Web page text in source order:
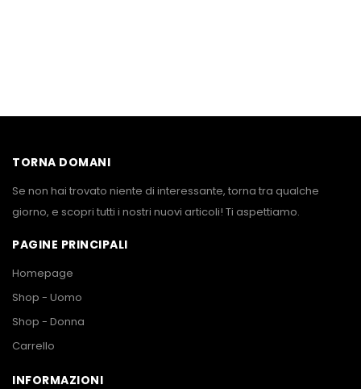
TORNA DOMANI
Se non hai trovato niente di interessante, torna tra qualche
giorno, e scopri tutti i nostri nuovi articoli! Ti aspettiamo.
PAGINE PRINCIPALI
Homepage
Shop - Uomo
Shop - Donna
Carrello
INFORMAZIONI